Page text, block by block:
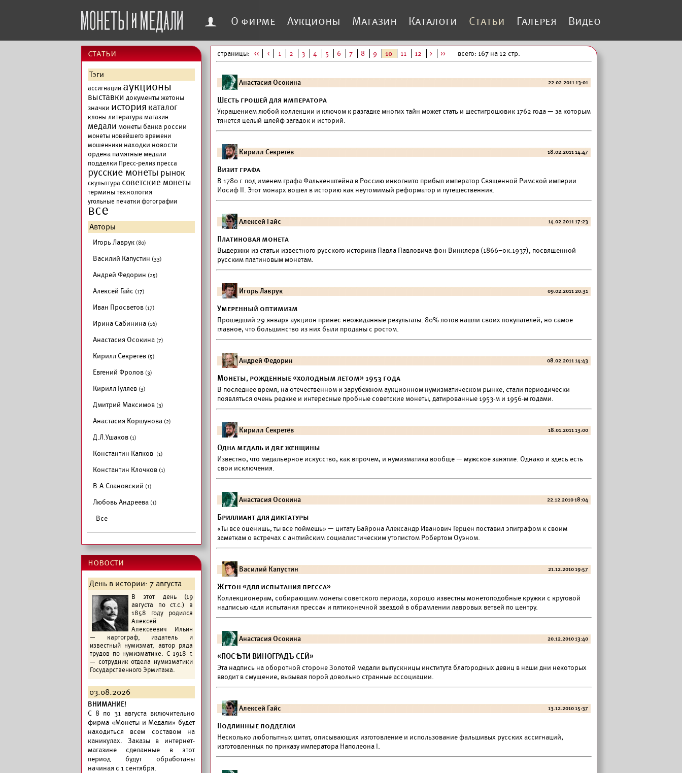
f О фирме Аукционы Магазин Каталоги Статьи Галерея Видео
cтатьи
Тэги
ассигнации аукционы
выставки документыжетоны
значки история каталог
клоны литературамагазин
медали монеты банка россии
монеты новейшего времени
мошенники находки новости
ордена памятные медали
подделки Пресс-релиз пресса
русские монеты рынок
скульптура советские монеты
терминытехнология
угольные печаткифотографии
все
Авторы
Игорь Лаврук (80)
Василий Капустин (33)
Андрей Федорин (25)
Алексей Гайс (17)
Иван Просветов (17)
Ирина Сабинина (16)
Анастасия Осокина (7)
Кирилл Секретёв (5)
Евгений Фролов (3)
Кирилл Гуляев (3)
Дмитрий Максимов (3)
Анастасия Коршунова (2)
Д.Л.Ушаков (1)
Константин Капков (1)
Константин Клочков (1)
В.А.Спановский (1)
Любовь Андреева (1)
Все
новости
День в истории: 7 августа
В этот день (19
августа по ст.с.) в
1858 году родился
Алексей
Алексеевич Ильин
— картограф, издатель и
известный нумизмат, автор ряда
трудов по нумизматике. С 1918 г.
— сотрудник отдела нумизматики
Государственного Эрмитажа.
03.08.2026
ВНИМАНИЕ!
C 8 по 31 августа включительно
фирма «Монеты и Медали» будет
находиться всем составом на
каникулах. Заказы в интернет-
магазине сделанные в этот
период будут обработаны
начиная с 1 сентября.
страницы: << < 1 2 3 4 5 6 7 8 9 10 11 12 > >> всего: 167 на 12 стр.
Анастасия Осокина 22.02.2011 13:01
Шесть грошей для императора
Украшением любой коллекции и ключом к разгадке многих тайн может стать и шестигрошовик 1762 года — за которым
тянется целый шлейф загадок и историй.
Кирилл Секретёв 18.02.2011 14:47
Визит графа
В 1780 г. под именем графа Фалькенштейна в Россию инкогнито прибыл император Священной Римской империи
Иосиф II. Этот монарх вошел в историю как неутомимый реформатор и путешественник.
Алексей Гайс 14.02.2011 17:23
Платиновая монета
Выдержки из статьи известного русского историка Павла Павловича фон Винклера (1866–ок.1937), посвященной
русским платиновым монетам.
Игорь Лаврук 09.02.2011 20:31
Умеренный оптимизм
Прошедший 29 января аукцион принес неожиданные результаты. 80% лотов нашли своих покупателей, но самое
главное, что большинство из них были проданы с ростом.
Андрей Федорин 08.02.2011 14:43
Монеты, рожденные «холодным летом» 1953 года
В последнее время, на отечественном и зарубежном аукционном нумизматическом рынке, стали периодически
появляться очень редкие и интересные пробные советские монеты, датированные 1953-м и 1956-м годами.
Кирилл Секретёв 18.01.2011 13:00
Одна медаль и две женщины
Известно, что медальерное искусство, как впрочем, и нумизматика вообще — мужское занятие. Однако и здесь есть
свои исключения.
Анастасия Осокина 22.12.2010 18:04
Бриллиант для диктатуры
«Ты все оценишь, ты все поймешь» — цитату Байрона Александр Иванович Герцен поставил эпиграфом к своим
заметкам о встречах с английским социалистическим утопистом Робертом Оуэном.
Василий Капустин 21.12.2010 19:57
Жетон «для испытания пресса»
Коллекционерам, собирающим монеты советского периода, хорошо известны монетоподобные кружки с круговой
надписью «для испытания пресса» и пятиконечной звездой в обрамлении лавровых ветвей по центру.
Анастасия Осокина 20.12.2010 13:40
«ПОСѢТИ ВИНОГРАДЪ СЕЙ»
Эта надпись на оборотной стороне Золотой медали выпускницы института благородных девиц в наши дни некоторых
вводит в смущение, вызывая порой довольно странные ассоциации.
Алексей Гайс 13.12.2010 15:37
Подлинные подделки
Несколько любопытных цитат, описывающих изготовление и использование фальшивых русских ассигнаций,
изготовленных по приказу императора Наполеона I.